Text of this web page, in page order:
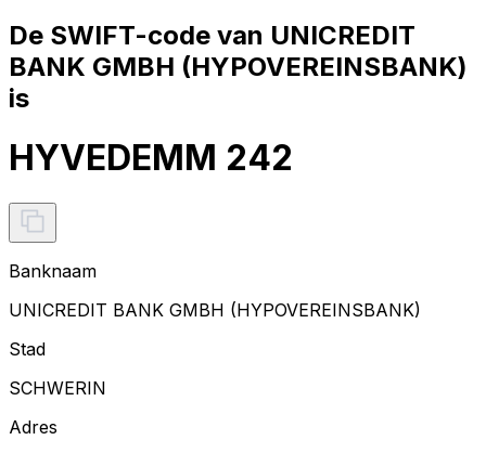
De SWIFT-code van UNICREDIT
BANK GMBH (HYPOVEREINSBANK)
is
HYVEDEMM 242
Banknaam
UNICREDIT BANK GMBH (HYPOVEREINSBANK)
Stad
SCHWERIN
Adres